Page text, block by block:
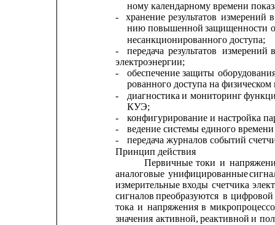
ному календарному времени
-
хранение результатов измерений в
нию повышенной защищенности
несанкционированного доступа;
-
передача результатов измерений в
электроэнергии;
-
обеспечение защиты
рованного доступа на
-
диагностика и мониторинг
КУЭ;
-
конфигурирование и настройка
-
ведение системы единого
-
передача журналов событий
Принцип действия
Первичные токи и
аналоговые унифицированные
измерительные входы счетчика
сигналов преобразуются в цифровой
тока и напряжения в
значения активной, реактивной и